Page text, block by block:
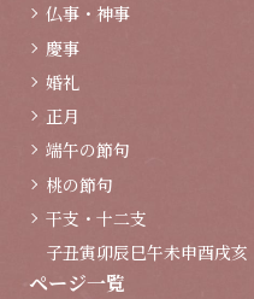
仏事・神事
慶事
婚礼
正月
端午の節句
桃の節句
干支・十二支
子丑寅卯辰巳午未申酉戌亥
ページ一覧